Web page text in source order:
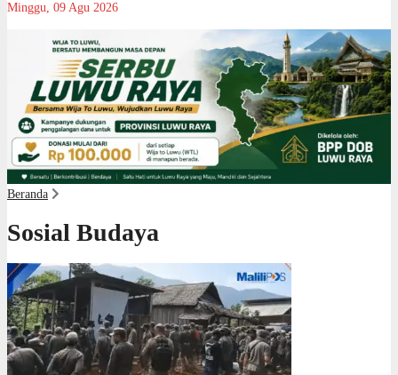
Minggu, 09 Agu 2026
Beranda
Sosial Budaya